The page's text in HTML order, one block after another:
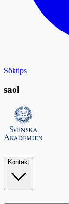
Söktips
saol
Kontakt